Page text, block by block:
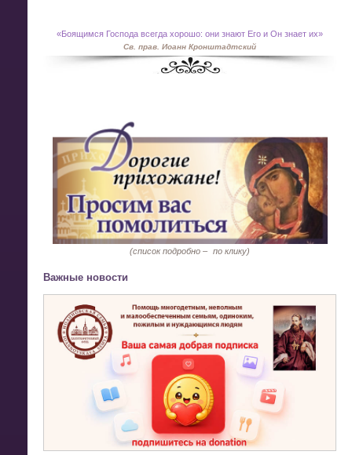
«Боящимся Господа всегда хорошо: они знают Его и Он знает их»
Св. прав. Иоанн Кронштадтский
(список подробно – по клику)
Важные новости